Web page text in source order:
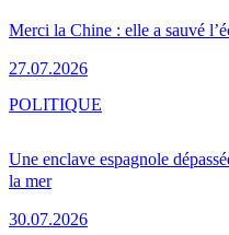
Merci la Chine : elle a sauvé
27.07.2026
Une enclave espagnole
la mer
30.07.2026
POLITIQUE